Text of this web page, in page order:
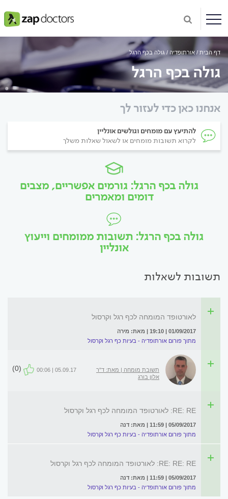
דף הבית אורתופדיה גולה בכף הרגל
גולה בכף הרגל
אנחנו כאן כדי לעזור לך
להתיעץ עם מומחים וגולשים אונליין
לקרוא תשובות מומחים או לשאול שאלות משלך
גולה בכף הרגל: גורמים אפשריים, מצבים
דומים ומאמרים
גולה בכף הרגל: תשובות ממומחים וייעוץ
אונליין
תשובות לשאלות
לאורטופד המומחה לכף רגל וקרסול
01/09/2017 | 19:10 | מאת: מירה
מתוך פורום אורתופדיה - בעיות כף רגל וקרסול
תשובת מומחה | מאת: ד"ר
אלון בורג
05.09.17 | 00:06
(0)
RE: RE: לאורטופד המומחה לכף רגל וקרסול
05/09/2017 | 11:59 | מאת: דנה
מתוך פורום אורתופדיה - בעיות כף רגל וקרסול
RE: RE: RE: לאורטופד המומחה לכף רגל וקרסול
05/09/2017 | 11:59 | מאת: דנה
מתוך פורום אורתופדיה - בעיות כף רגל וקרסול